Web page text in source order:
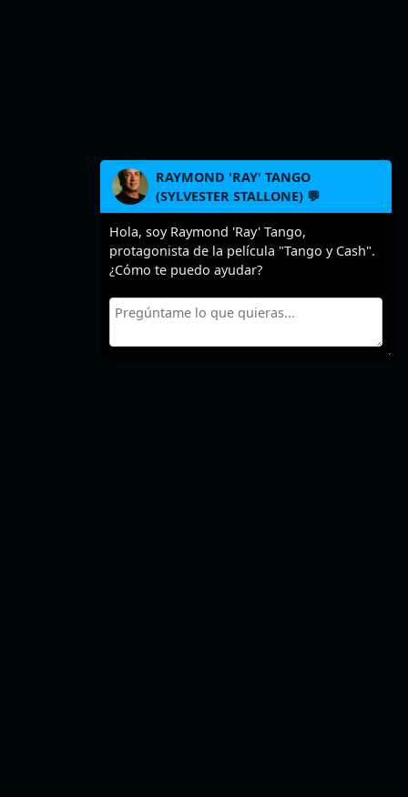
RAYMOND 'RAY' TANGO
(SYLVESTER STALLONE) 💬
Hola, soy Raymond 'Ray' Tango,
protagonista de la película "Tango y Cash".
¿Cómo te puedo ayudar?